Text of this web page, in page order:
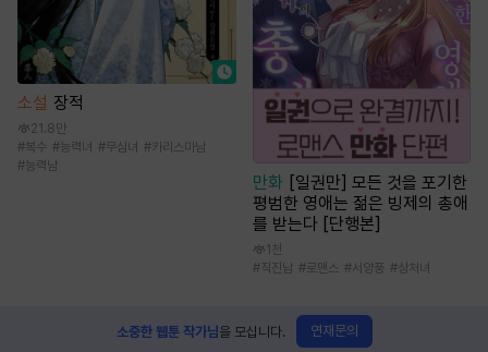
소설 장적
21.8만
#복수 #능력녀 #무심녀 #카리스마남
#능력남
만화 [일권만] 모든 것을 포기한
평범한 영애는 젊은 빙제의 총애
를 받는다 [단행본]
1천
#직진남 #로맨스 #서양풍 #상처녀
소중한 웹툰 작가님을 모십니다. 연재문의